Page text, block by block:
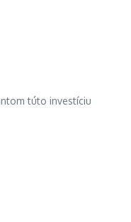
túto investíciu